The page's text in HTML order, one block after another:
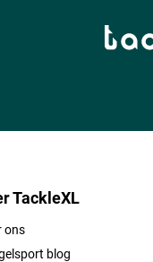
TackleXL
ons
blog